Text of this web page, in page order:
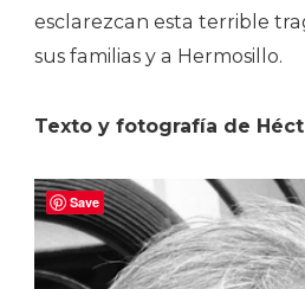
esclarezcan esta terrible
sus familias y a Hermosillo.
Texto y fotografía de
Save